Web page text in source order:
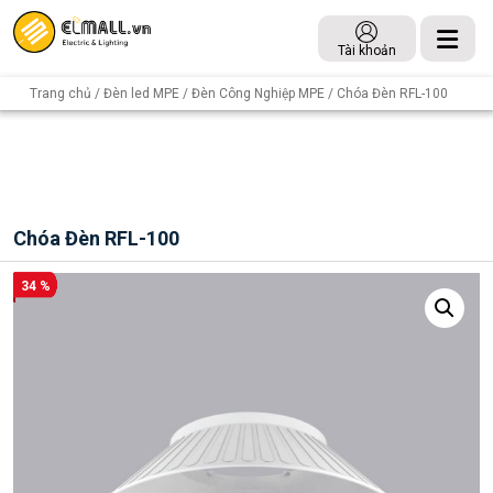
Tài khoản
Trang chủ / Đèn led MPE / Đèn Công Nghiệp MPE / Chóa Đèn RFL-100
Chóa Đèn RFL-100
34 %